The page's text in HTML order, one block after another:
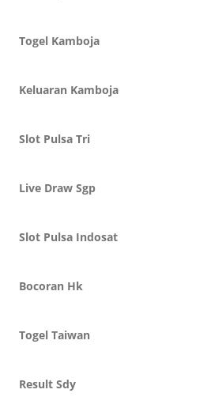
Togel Kamboja
Keluaran Kamboja
Slot Pulsa Tri
Live Draw Sgp
Slot Pulsa Indosat
Bocoran Hk
Togel Taiwan
Result Sdy